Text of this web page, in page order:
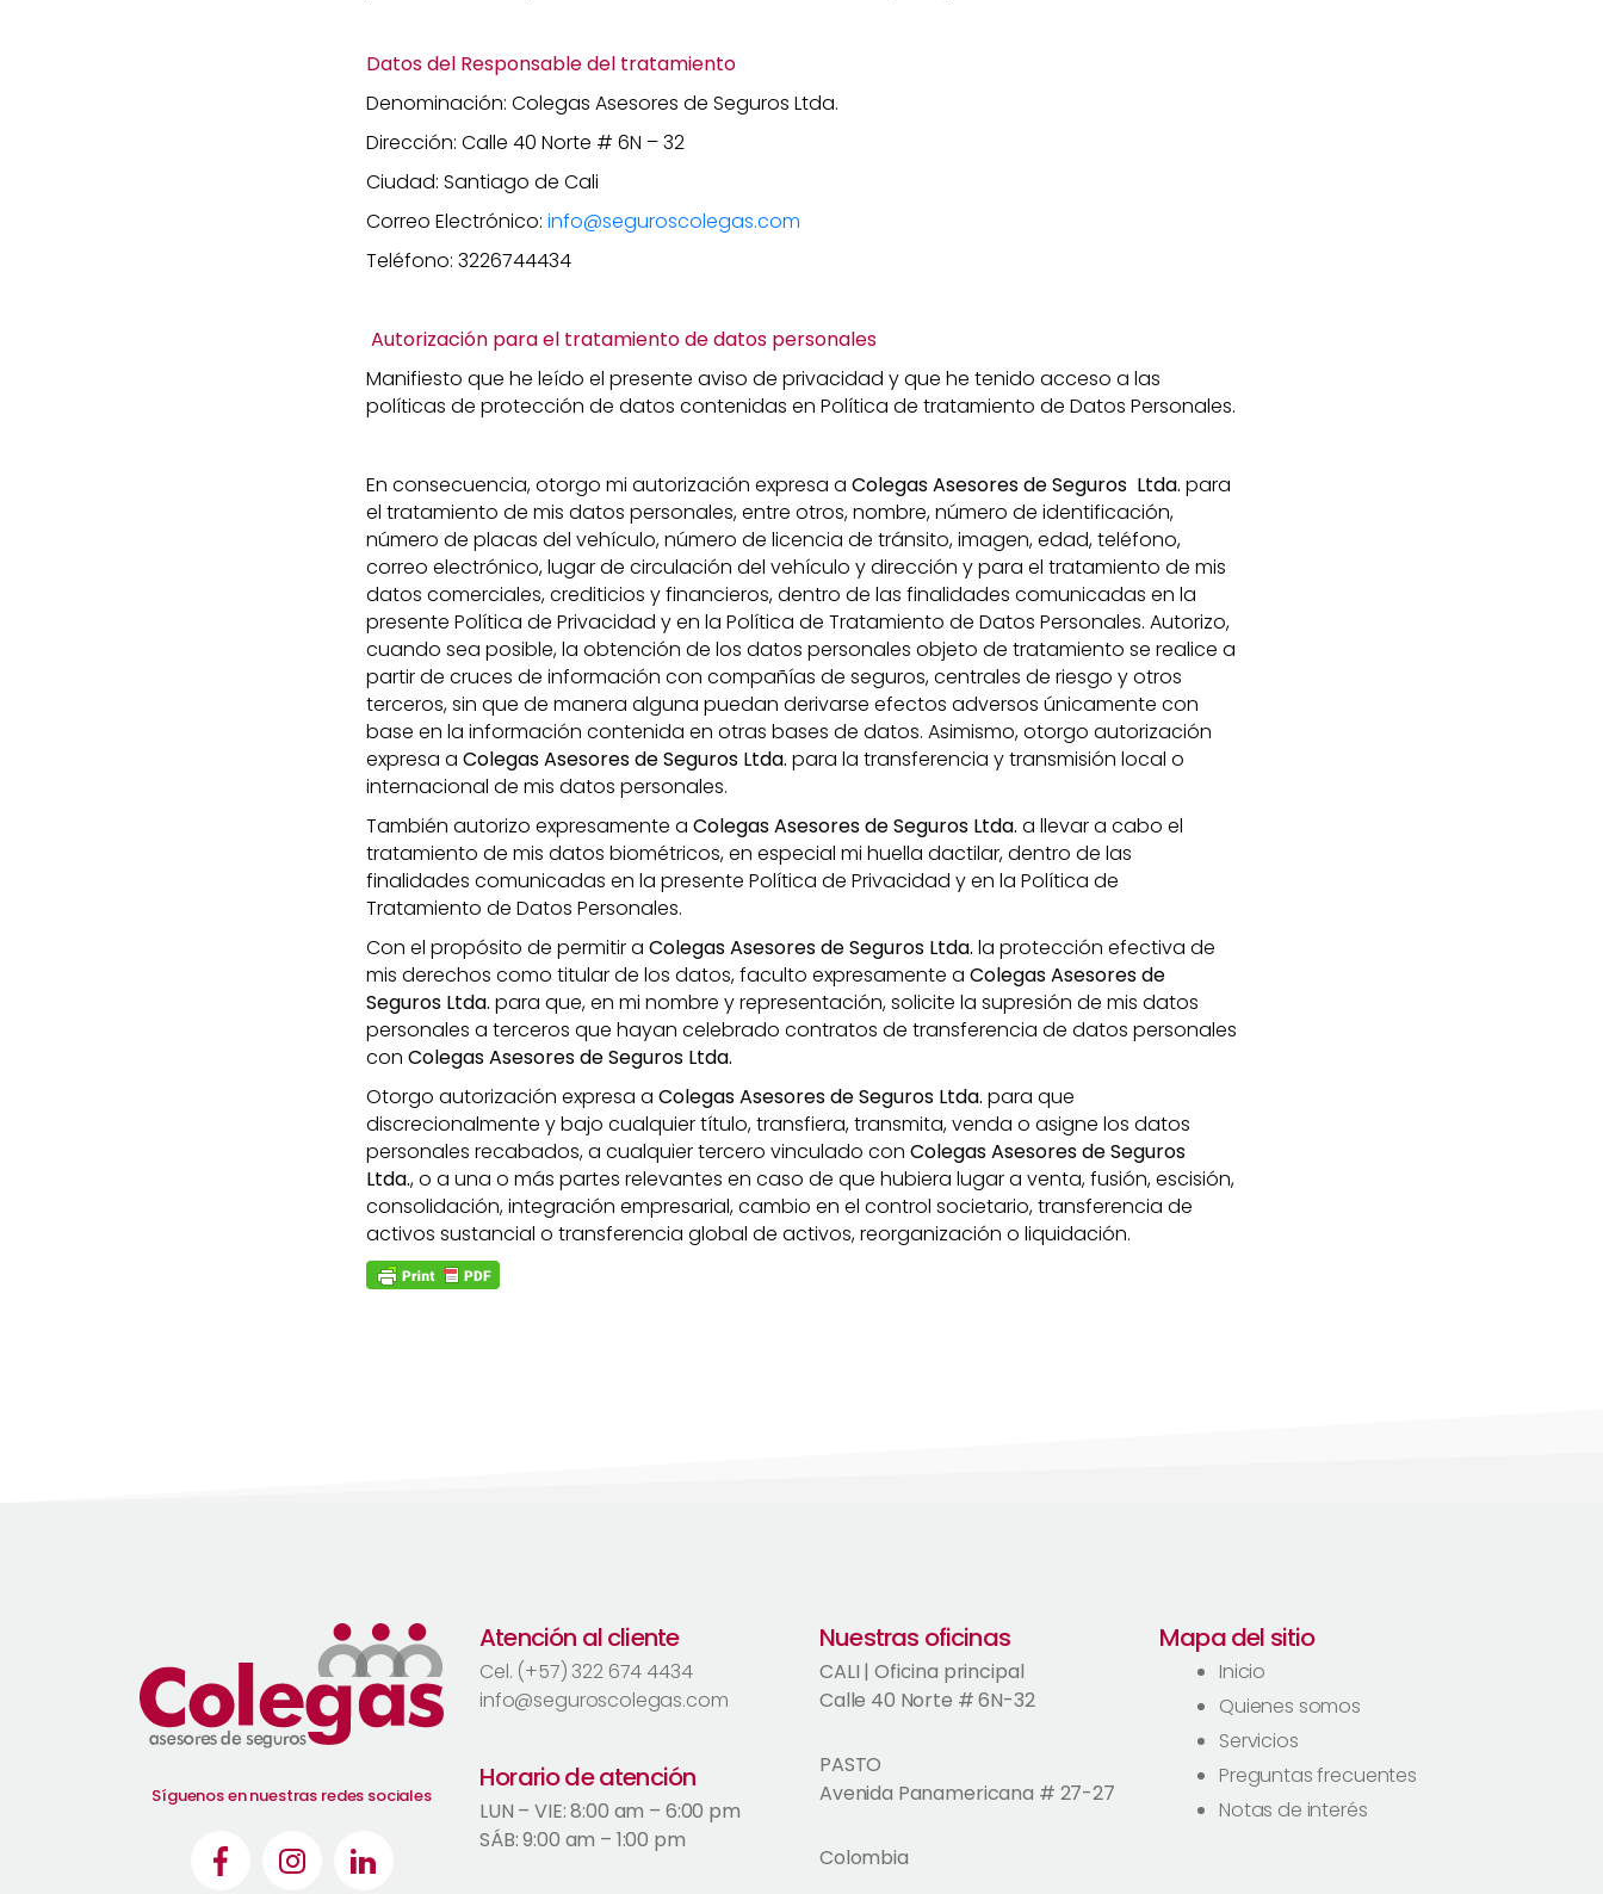
Datos del Responsable del tratamiento
Denominación: Colegas Asesores de Seguros Ltda.
Dirección: Calle 40 Norte # 6N – 32
Ciudad: Santiago de Cali
Correo Electrónico: info@seguroscolegas.com
Teléfono: 3226744434
Autorización para el tratamiento de datos personales
Manifiesto que he leído el presente aviso de privacidad y que he tenido acceso a las
políticas de protección de datos contenidas en Política de tratamiento de Datos Personales.
En consecuencia, otorgo mi autorización expresa a Colegas Asesores de Seguros Ltda. para
el tratamiento de mis datos personales, entre otros, nombre, número de identificación,
número de placas del vehículo, número de licencia de tránsito, imagen, edad, teléfono,
correo electrónico, lugar de circulación del vehículo y dirección y para el tratamiento de mis
datos comerciales, crediticios y financieros, dentro de las finalidades comunicadas en la
presente Política de Privacidad y en la Política de Tratamiento de Datos Personales. Autorizo,
cuando sea posible, la obtención de los datos personales objeto de tratamiento se realice a
partir de cruces de información con compañías de seguros, centrales de riesgo y otros
terceros, sin que de manera alguna puedan derivarse efectos adversos únicamente con
base en la información contenida en otras bases de datos. Asimismo, otorgo autorización
expresa a Colegas Asesores de Seguros Ltda. para la transferencia y transmisión local o
internacional de mis datos personales.
También autorizo expresamente a Colegas Asesores de Seguros Ltda. a llevar a cabo el
tratamiento de mis datos biométricos, en especial mi huella dactilar, dentro de las
finalidades comunicadas en la presente Política de Privacidad y en la Política de
Tratamiento de Datos Personales.
Con el propósito de permitir a Colegas Asesores de Seguros Ltda. la protección efectiva de
mis derechos como titular de los datos, faculto expresamente a Colegas Asesores de
Seguros Ltda. para que, en mi nombre y representación, solicite la supresión de mis datos
personales a terceros que hayan celebrado contratos de transferencia de datos personales
con Colegas Asesores de Seguros Ltda.
Otorgo autorización expresa a Colegas Asesores de Seguros Ltda. para que
discrecionalmente y bajo cualquier título, transfiera, transmita, venda o asigne los datos
personales recabados, a cualquier tercero vinculado con Colegas Asesores de Seguros
Ltda., o a una o más partes relevantes en caso de que hubiera lugar a venta, fusión, escisión,
consolidación, integración empresarial, cambio en el control societario, transferencia de
activos sustancial o transferencia global de activos, reorganización o liquidación.
Síguenos en nuestras redes sociales
Atención al cliente
Cel. (+57) 322 674 4434
info@seguroscolegas.com
Horario de atención
LUN – VIE: 8:00 am – 6:00 pm
SÁB: 9:00 am – 1:00 pm
Nuestras oficinas
CALI | Oficina principal
Calle 40 Norte # 6N-32
PASTO
Avenida Panamericana # 27-27
Colombia
Mapa del sitio
Inicio
Quienes somos
Servicios
Preguntas frecuentes
Notas de interés